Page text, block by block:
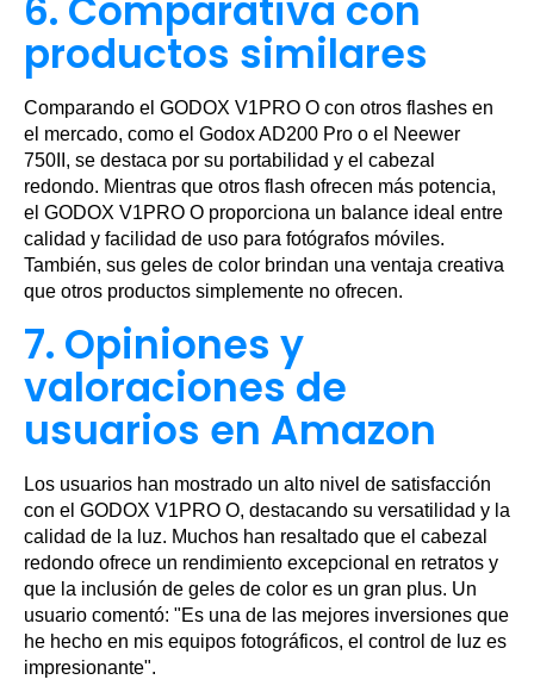
6. Comparativa con
productos similares
Comparando el GODOX V1PRO O con otros flashes en
el mercado, como el Godox AD200 Pro o el Neewer
750II, se destaca por su portabilidad y el cabezal
redondo. Mientras que otros flash ofrecen más potencia,
el GODOX V1PRO O proporciona un balance ideal entre
calidad y facilidad de uso para fotógrafos móviles.
También, sus geles de color brindan una ventaja creativa
que otros productos simplemente no ofrecen.
7. Opiniones y
valoraciones de
usuarios en Amazon
Los usuarios han mostrado un alto nivel de satisfacción
con el GODOX V1PRO O, destacando su versatilidad y la
calidad de la luz. Muchos han resaltado que el cabezal
redondo ofrece un rendimiento excepcional en retratos y
que la inclusión de geles de color es un gran plus. Un
usuario comentó: "Es una de las mejores inversiones que
he hecho en mis equipos fotográficos, el control de luz es
impresionante".